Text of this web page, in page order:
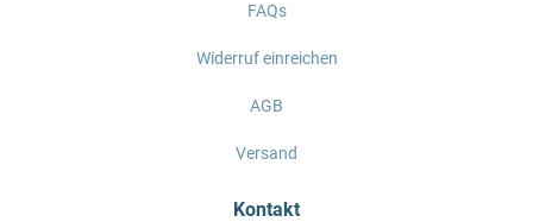
FAQs
Widerruf einreichen
AGB
Versand
Kontakt